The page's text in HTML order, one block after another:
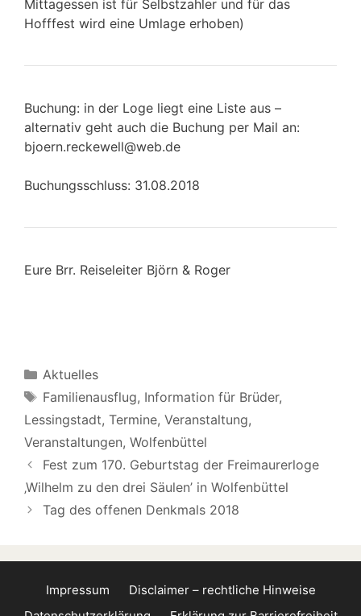
Mittagessen ist für Selbstzahler und für das
Hofffest wird eine Umlage erhoben)
Buchung: in der Loge liegt eine Liste aus –
alternativ geht auch die Buchung per Mail an:
bjoern.reckewell@web.de
Buchungsschluss: 31.08.2018
Eure Brr. Reiseleiter Björn & Roger
Kategorien
Aktuelles
Schlagwörter
Familienausflug, Information für Brüder,
Lessingstadt, Termine, Veranstaltung,
Veranstaltungen, Wolfenbüttel
Fest zum 170. Geburtstag der Freimaurerloge
‚Wilhelm zu den drei Säulen’ in Wolfenbüttel
Tag des offenen Denkmals 2018
Impressum
Disclaimer – rechtliche Hinweise